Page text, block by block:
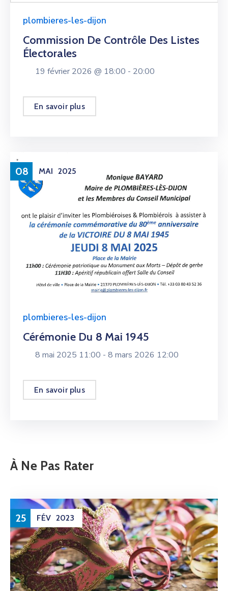
plombieres-les-dijon
Commission De Contrôle Des Listes
Électorales
19 février 2026 @ 18:00 - 20:00
En savoir plus
08 MAI 2025
plombieres-les-dijon
Cérémonie Du 8 Mai 1945
8 mai 2025 11:00 - 8 mars 2026 12:00
En savoir plus
À Ne Pas Rater
25 FÉV 2023